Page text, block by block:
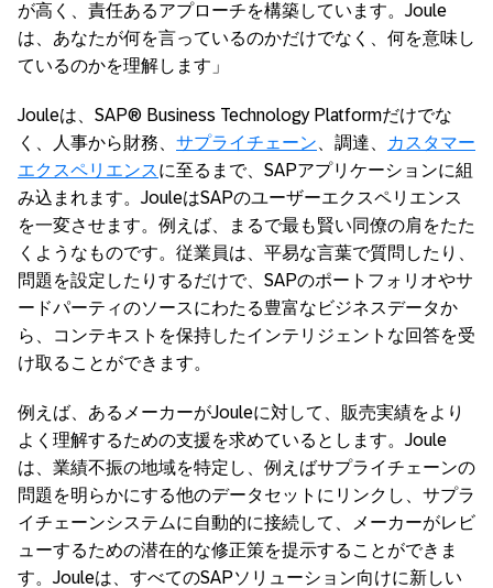
が高く、責任あるアプローチを構築しています。Joule
は、あなたが何を言っているのかだけでなく、何を意味し
ているのかを理解します」
Jouleは、SAP® Business Technology Platformだけでな
く、人事から財務、 サプライチェーン 、調達、
カスタマー
エクスペリエンスに至るまで、SAPアプリケーションに組
み込まれます。JouleはSAPのユーザーエクスペリエンス
を一変させます。例えば、まるで最も賢い同僚の肩をたた
くようなものです。従業員は、平易な言葉で質問したり、
問題を設定したりするだけで、SAPのポートフォリオやサ
ードパーティのソースにわたる豊富なビジネスデータか
ら、コンテキストを保持したインテリジェントな回答を受
け取ることができます。
例えば、あるメーカーがJouleに対して、販売実績をより
よく理解するための支援を求めているとします。Joule
は、業績不振の地域を特定し、例えばサプライチェーンの
問題を明らかにする他のデータセットにリンクし、サプラ
イチェーンシステムに自動的に接続して、メーカーがレビ
ューするための潜在的な修正策を提示することができま
す。Jouleは、すべてのSAPソリューション向けに新しい